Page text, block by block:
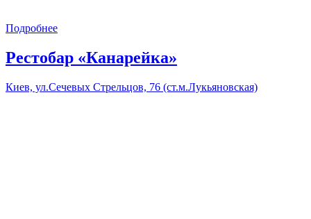
Подробнее
Рестобар «Канарейка»
Киев, ул.Сечевых Стрельцов, 76 (ст.м.Лукьяновская)